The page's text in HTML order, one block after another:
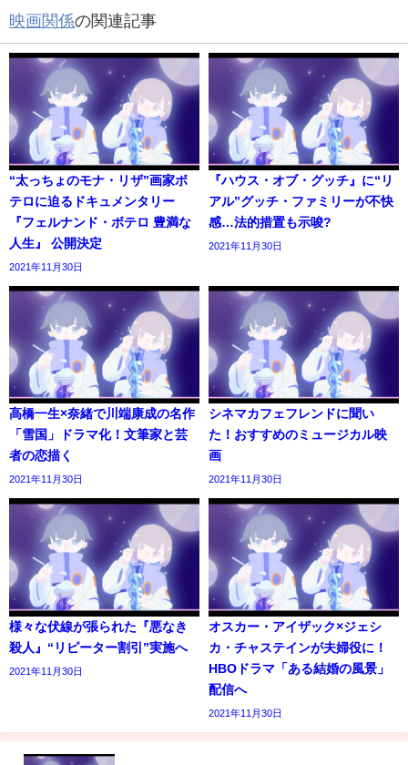
映画関係の関連記事
“太っちょのモナ・リザ”画家ボ
テロに迫るドキュメンタリー
『フェルナンド・ボテロ 豊満な
人生』 公開決定
2021年11月30日
『ハウス・オブ・グッチ』に“リ
アル”グッチ・ファミリーが不快
感…法的措置も示唆?
2021年11月30日
高橋一生×奈緒で川端康成の名作
「雪国」ドラマ化！文筆家と芸
者の恋描く
2021年11月30日
シネマカフェフレンドに聞い
た！おすすめのミュージカル映
画
2021年11月30日
様々な伏線が張られた『悪なき
殺人』“リピーター割引”実施へ
2021年11月30日
オスカー・アイザック×ジェシ
カ・チャステインが夫婦役に！
HBOドラマ「ある結婚の風景」
配信へ
2021年11月30日